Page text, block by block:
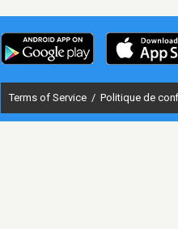
Terms of Service / Politique de